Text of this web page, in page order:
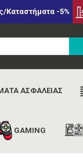
Καταστήματα -5%
ΑΣΦΑΛΕΙΑΣ
GAMING
kodak dvd-r printable